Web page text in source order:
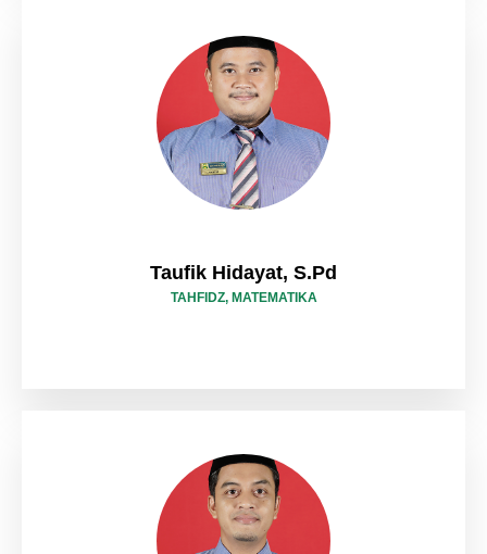
Taufik Hidayat, S.Pd
TAHFIDZ, MATEMATIKA